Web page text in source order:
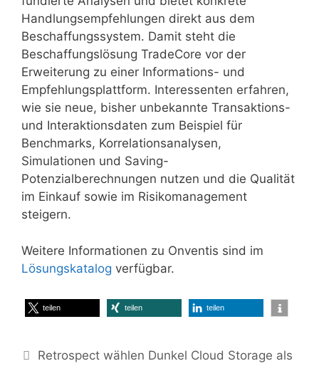
Handlungsempfehlungen direkt aus dem
Beschaffungssystem. Damit steht die
Beschaffungslösung TradeCore vor der
Erweiterung zu einer Informations- und
Empfehlungsplattform. Interessenten erfahren,
wie sie neue, bisher unbekannte Transaktions-
und Interaktionsdaten zum Beispiel für
Benchmarks, Korrelationsanalysen,
Simulationen und Saving-
Potenzialberechnungen nutzen und die Qualität
im Einkauf sowie im Risikomanagement
steigern.
Weitere Informationen zu Onventis sind im
Lösungskatalog verfügbar.
teilen teilen teilen
Retrospect wählen Dunkel Cloud Storage als